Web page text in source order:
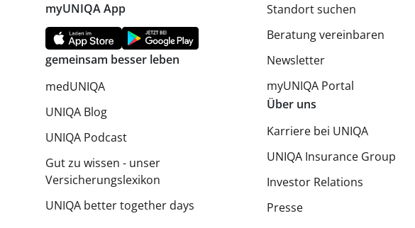
myUNIQA App
gemeinsam besser leben
medUNIQA
UNIQA Blog
UNIQA Podcast
Gut zu wissen - unser
Versicherungslexikon
UNIQA better together days
Standort suchen
Beratung vereinbaren
Newsletter
myUNIQA Portal
Über uns
Karriere bei UNIQA
UNIQA Insurance Group
Investor Relations
Presse